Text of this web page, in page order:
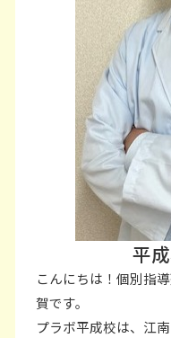
平
こんにちは！個別指
賀です。
プラボ平成校は、江